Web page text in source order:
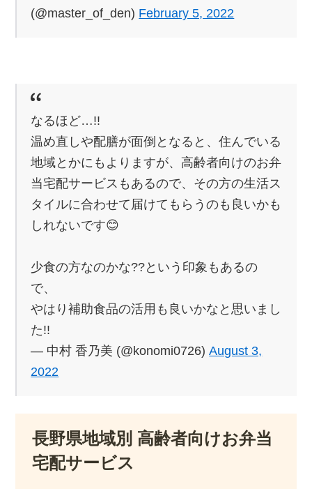
(@master_of_den) February 5, 2022
なるほど…!!
温め直しや配膳が面倒となると、住んでいる
地域とかにもよりますが、高齢者向けのお弁
当宅配サービスもあるので、その方の生活ス
タイルに合わせて届けてもらうのも良いかも
しれないです😊
少食の方なのかな??という印象もあるの
で、
やはり補助食品の活用も良いかなと思いまし
た!!
— 中村 香乃美 (@konomi0726)August 3,
2022
長野県地域別 高齢者向けお弁当
宅配サービス